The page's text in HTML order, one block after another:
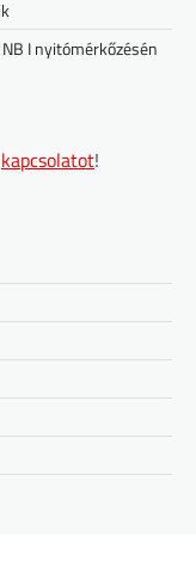
I nyitómérkőzésén
kapcsolatot!